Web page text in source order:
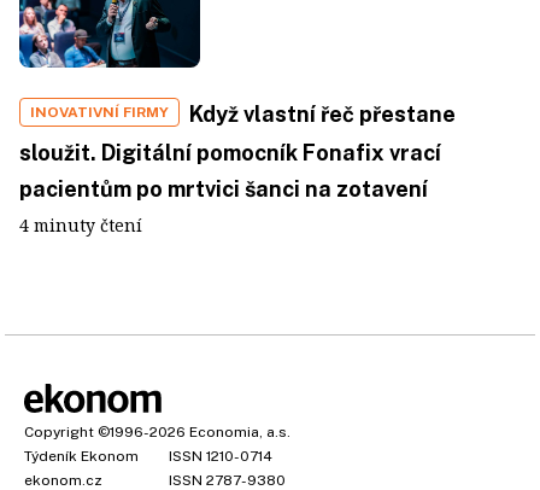
INOVATIVNÍ FIRMY
Když vlastní řeč přestane
sloužit. Digitální pomocník Fonafix vrací
pacientům po mrtvici šanci na zotavení
4 minuty čtení
Copyright ©1996-2026 Economia, a.s.
Týdeník Ekonom
ISSN 1210-0714
ekonom.cz
ISSN 2787-9380